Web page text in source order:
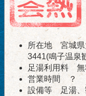
所在地 宮城県
3441(鳴子温泉
足湯利用料 無
営業時間 ？
設備等 足湯、